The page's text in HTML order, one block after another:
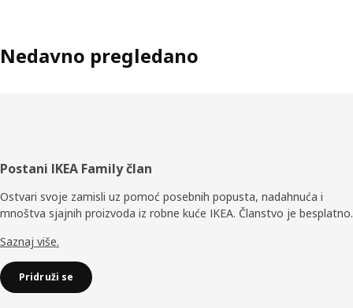
Nedavno pregledano
Podnožje
Postani IKEA Family član
Ostvari svoje zamisli uz pomoć posebnih popusta, nadahnuća i
mnoštva sjajnih proizvoda iz robne kuće IKEA. Članstvo je besplatno.
Saznaj više.
Pridruži se